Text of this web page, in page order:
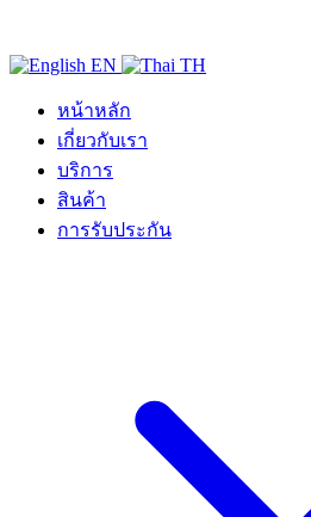
EN TH
หน้าหลัก
เกี่ยวกับเรา
บริการ
สินค้า
การรับประกัน